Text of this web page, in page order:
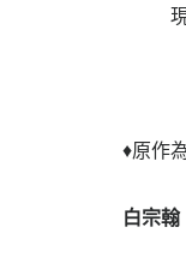
現在
♦原作
白宗翰